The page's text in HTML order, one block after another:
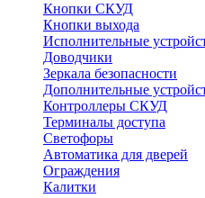
Кнопки СКУД
Кнопки выхода
Исполнительные
Доводчики
Зеркала безопасности
Дополнительные
Контроллеры СКУД
Терминалы доступа
Светофоры
Автоматика для дверей
Ограждения
Калитки